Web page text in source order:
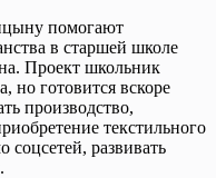
помогают
в старшей школе
Проект школьник
но готовится вскоре
производство,
текстильного
развивать